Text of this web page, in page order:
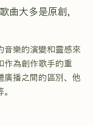
曲大多是原創，
音樂的演變和靈感來
作為創作歌手的重
廣播之間的區別、他